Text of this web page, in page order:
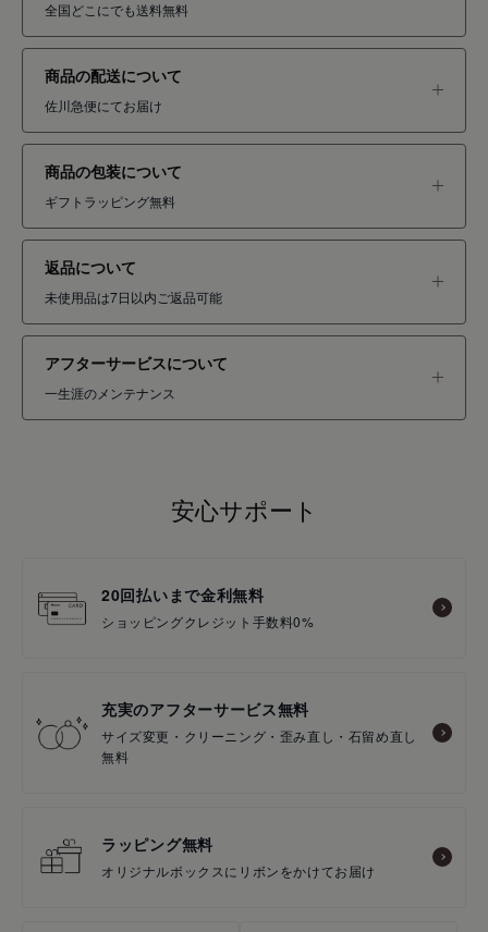
全国どこにでも送料無料
商品の配送について
佐川急便にてお届け
商品の包装について
ギフトラッピング無料
返品について
未使用品は7日以内ご返品可能
アフターサービスについて
一生涯のメンテナンス
安心サポート
20回払いまで金利無料
ショッピングクレジット手数料0%
充実のアフターサービス無料
サイズ変更・クリーニング・歪み直し・石留め直し
無料
ラッピング無料
オリジナルボックスにリボンをかけてお届け